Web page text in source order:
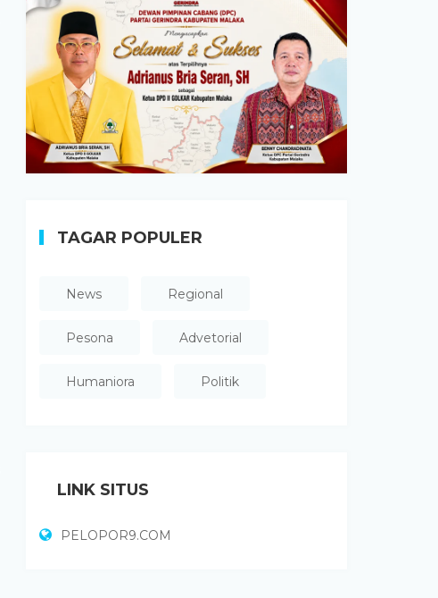
TAGAR POPULER
News Regional
Pesona Advetorial
Humaniora Politik
LINK SITUS
PELOPOR9.COM